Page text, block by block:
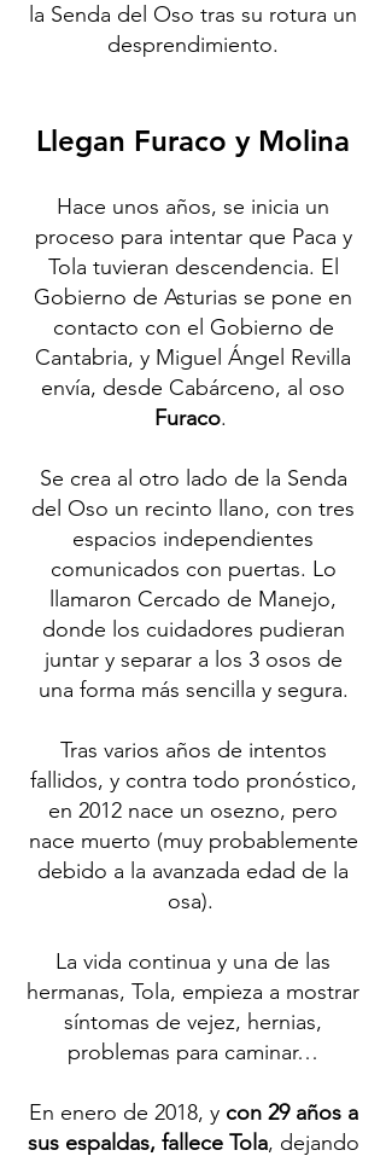
la Senda del Oso tras su rotura un
desprendimiento.
Llegan Furaco y Molina
Hace unos años, se inicia un
proceso para intentar que Paca y
Tola tuvieran descendencia. El
Gobierno de Asturias se pone en
contacto con el Gobierno de
Cantabria, y Miguel Ángel Revilla
envía, desde Cabárceno, al oso
Furaco.
Se crea al otro lado de la Senda
del Oso un recinto llano, con tres
espacios independientes
comunicados con puertas. Lo
llamaron Cercado de Manejo,
donde los cuidadores pudieran
juntar y separar a los 3 osos de
una forma más sencilla y segura.
Tras varios años de intentos
fallidos, y contra todo pronóstico,
en 2012 nace un osezno, pero
nace muerto (muy probablemente
debido a la avanzada edad de la
osa).
La vida continua y una de las
hermanas, Tola, empieza a mostrar
síntomas de vejez, hernias,
problemas para caminar…
En enero de 2018, y con 29 años a
sus espaldas, fallece Tola, dejando